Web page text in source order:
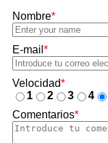
Nombre*
E-mail *
Velocidad*
1
2 3 4
Comentarios*